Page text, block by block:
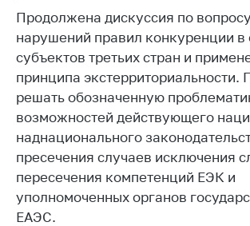
нетарифного
регулирования
Биржевая торговля
Выставочная
деятельность в
Республике
Беларусь
Защита
персональных
данных
Продолжена дискуссия по
нарушений правил конкуренции в
субъектов третьих стран и
принципа экстерриториальности.
решать обозначенную
возможностей действующего
наднационального
пресечения случаев исключения
пересечения компетенций ЕЭК и
уполномоченных органов
ЕАЭС.